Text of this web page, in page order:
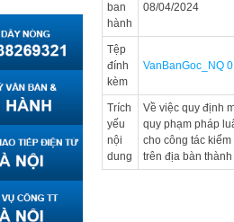
ban
hành
08/04/2024
Tệp
đính
kèm
VanBanGoc_NQ
Trích
yếu
nội
dung
Về việc quy định
quy phạm pháp
cho công tác
trên địa bàn